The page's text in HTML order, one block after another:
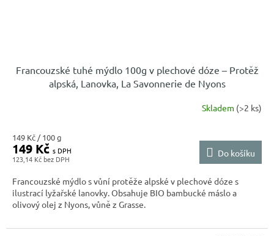
Francouzské tuhé mýdlo 100g v plechové dóze – Protěž
alpská, Lanovka, La Savonnerie de Nyons
Skladem (>2 ks)
123,14 Kč
149 Kč
Měrná
cena:
149 Kč / 100 g
Do košíku
Francouzské mýdlo s vůní protěže alpské v plechové dóze s
ilustrací lyžařské lanovky. Obsahuje BIO bambucké máslo a
olivový olej z Nyons, vůně z Grasse.